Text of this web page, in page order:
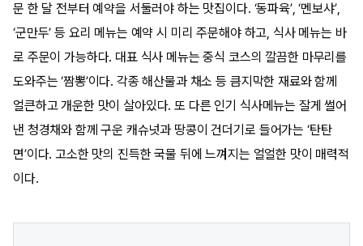
문 한 달 전부터 예약을 서둘러야 하는 맛집이다. ‘동파육’, ‘멘보샤’,
‘군만두’ 등 요리 메뉴는 예약 시 미리 주문해야 하고, 식사 메뉴는 바
로 주문이 가능하다. 대표 식사 메뉴는 중식 코스의 깔끔한 마무리를
도와주는 ‘짬뽕’이다. 각종 해산물과 채소 등 큼지막한 재료와 함께
얼큰하고 개운한 맛이 살아있다. 또 다른 인기 식사메뉴는 잘게 썰어
낸 청경채와 함께 구운 캐슈넛과 땅콩이 건더기로 들어가는 ‘탄탄
면’이다. 고소한 맛의 진득한 국물 뒤에 느껴지는 얼얼한 맛이 매력적
이다.